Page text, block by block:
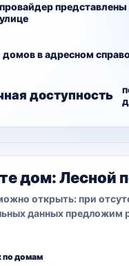
провайдер
улице
домов в адресном
доступность
дом: Лесной
открыть: при
данных предложим
по домам